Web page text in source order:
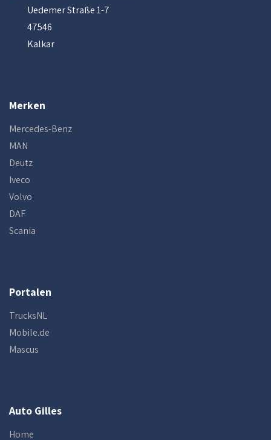
Uedemer Straße 1-7
47546
Kalkar
Merken
Mercedes-Benz
MAN
Deutz
Iveco
Volvo
DAF
Scania
Portalen
TrucksNL
Mobile.de
Mascus
Auto Gilles
Home